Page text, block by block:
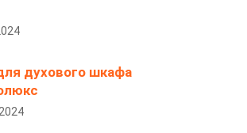
духового шкафа